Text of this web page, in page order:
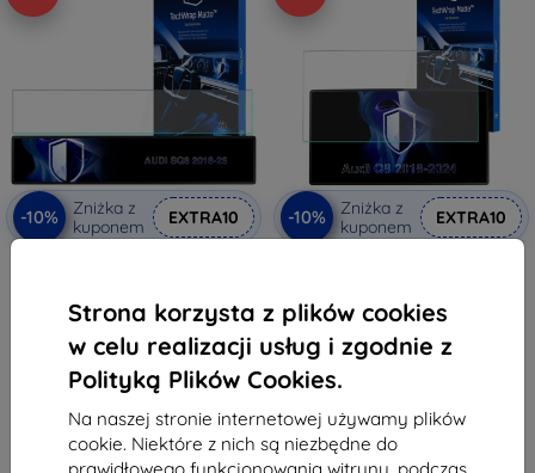
Strona korzysta z plików cookies
w celu realizacji usług i zgodnie z
Polityką Plików Cookies.
Na naszej stronie internetowej używamy plików
cookie. Niektóre z nich są niezbędne do
-10%
Zniżka z
kuponem
EXTRA10
145,90 zł
131,31 zł
Na stanie: 4 szt.
-10%
Zniżka z
kuponem
EXTRA10
145,90 zł
131,31 zł
Na stanie: > 5 szt.